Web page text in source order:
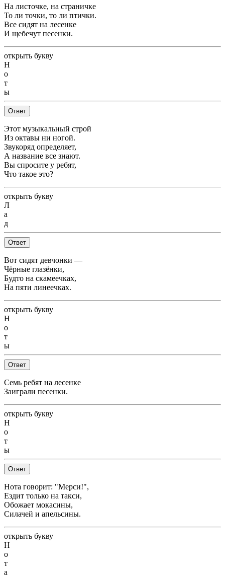
На листочке, на страничке
То ли точки, то ли птички.
Все сидят на лесенке
И щебечут песенки.
открыть букву
Н
о
т
ы
Ответ
Этот музыкальный строй
Из октавы ни ногой.
Звукоряд определяет,
А название все знают.
Вы спросите у ребят,
Что такое это?
открыть букву
Л
а
д
Ответ
Вот сидят девчонки —
Чёрные глазёнки,
Будто на скамеечках,
На пяти линеечках.
открыть букву
Н
о
т
ы
Ответ
Семь ребят на лесенке
Заиграли песенки.
открыть букву
Н
о
т
ы
Ответ
Нота говорит: "Мерси!",
Ездит только на такси,
Обожает мокасины,
Силачей и апельсины.
открыть букву
Н
о
т
а